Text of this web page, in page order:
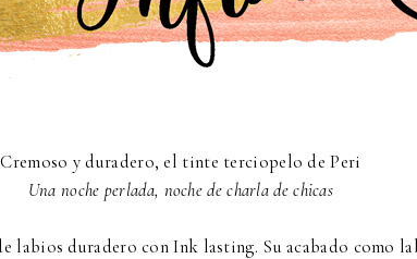
Cremoso y duradero, el tinte terciopelo de Peri
Una noche perlada, noche de charla de chicas
labios duradero con Ink lasting. Su acabado como